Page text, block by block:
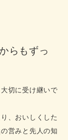
らもずっ
切に受け継いで
、おいしくした
営みと先人の知